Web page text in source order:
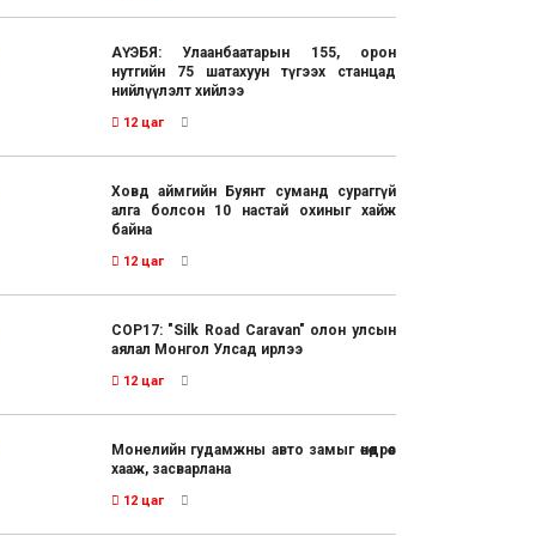
АҮЭБЯ: Улаанбаатарын 155, орон
нутгийн 75 шатахуун түгээх станцад
нийлүүлэлт хийлээ
12 цаг
Ховд аймгийн Буянт суманд сураггүй
алга болсон 10 настай охиныг хайж
байна
12 цаг
COP17: "Silk Road Caravan" олон улсын
аялал Монгол Улсад ирлээ
12 цаг
Монелийн гудамжны авто замыг өнөөдрөөс
хааж, засварлана
12 цаг